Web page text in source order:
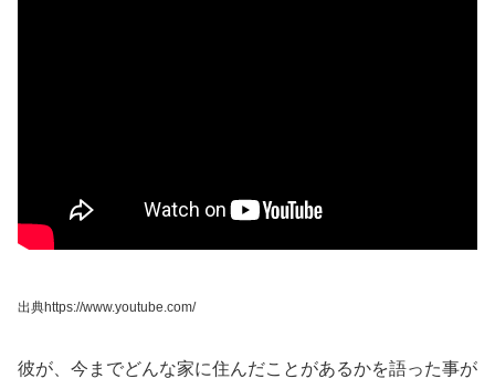
出典https://www.youtube.com/
彼が、今までどんな家に住んだことがあるかを語った事が